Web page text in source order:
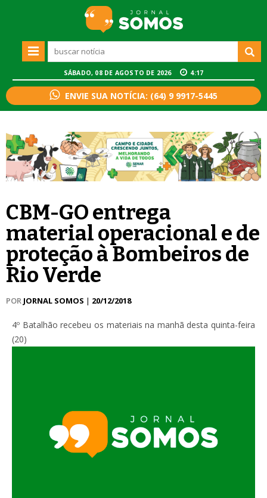
SÁBADO, 08 DE AGOSTO DE 2026 4:17
ENVIE SUA NOTÍCIA: (64) 9 9917-5445
CBM-GO entrega
material operacional e de
proteção à Bombeiros de
Rio Verde
POR JORNAL SOMOS | 20/12/2018
4º Batalhão recebeu os materiais na manhã desta quinta-feira
(20)